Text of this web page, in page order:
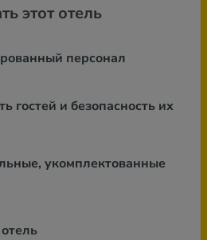
этот отель
персонал
гостей и безопасность их
укомплектованные